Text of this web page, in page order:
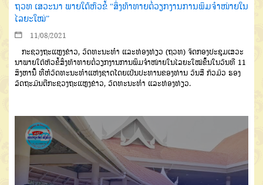
ຖວທ ເສວະນາ ພາຍໃຕ້ຫົວຂໍ້ “ສິ່ງທ້າທາຍຕໍ່ວຽກງານການພິມຈໍາໜ່າຍໃນ
ໄລຍະໃໝ່”
11/08/2021
ກະຊວງຖະແຫຼງຂ່າວ, ວັດທະນະທໍາ ແລະທ່ອງທ່ຽວ (ຖວທ) ຈັດກອງປະຊຸມເສວະ
ນາພາຍໃຕ້ຫົວຂໍ້ສິ່ງທ້າທາຍຕໍ່ວຽກງານການພິມຈໍາໜ່າຍໃນໄລຍະໃໝ່ຂຶ້ນໃນວັນທີ 11
ສິງຫານີ້ ທີ່ຫໍວັດທະນະທໍາແຫ່ງຊາດໂດຍເປັນປະທານຂອງທ່ານ ວັນສີ ກົວມົວ ຮອງ
ລັດຖະມົນຕີກະຊວງຖະແຫຼງຂ່າວ, ວັດທະນະທໍາ ແລະທ່ອງທ່ຽວ.